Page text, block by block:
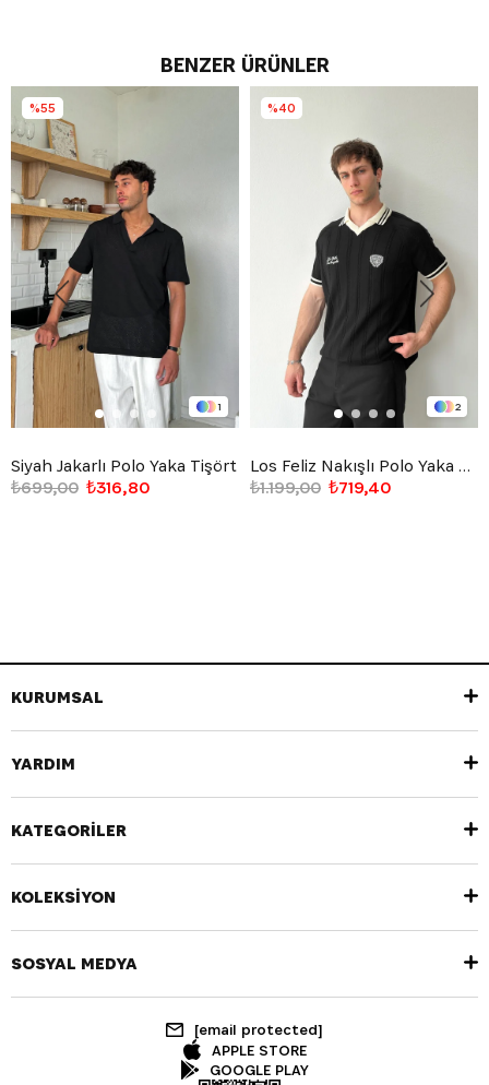
BENZER ÜRÜNLER
1
Siyah Jakarlı Polo Yaka Tişört
₺316,80
₺699,00
%55
2
Los Feliz Nakışlı Polo Yaka Triko Tişört
₺719,40
₺1.199,00
%40
KURUMSAL
YARDIM
KATEGORİLER
KOLEKSİYON
SOSYAL MEDYA
[email protected]
APPLE STORE
GOOGLE PLAY